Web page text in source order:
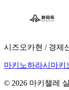
시즈오카현 / 경제
마키노하라시 마키
© 2026 마키챌레